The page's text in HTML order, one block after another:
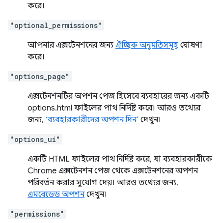
করে।
"optional_permissions"
আপনার এক্সটেনশনের জন্য ঐচ্ছিক অনুমতিসমূহ ঘোষণা
করে।
"options_page"
এক্সটেনশনটির অপশন পেজ হিসেবে ব্যবহারের জন্য একটি
options.html ফাইলের পাথ নির্দিষ্ট করে। আরও তথ্যের
জন্য, ‘ব্যবহারকারীদের অপশন দিন’ দেখুন।
"options_ui"
একটি HTML ফাইলের পাথ নির্দিষ্ট করে, যা ব্যবহারকারীকে
Chrome এক্সটেনশন পেজ থেকে এক্সটেনশনের অপশন
পরিবর্তন করার সুযোগ দেয়। আরও তথ্যের জন্য,
এমবেডেড অপশনদেখুন।
"permissions"